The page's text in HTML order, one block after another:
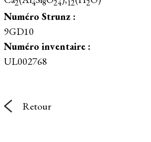
2 4 8 24 12 2
Numéro Strunz :
9GD10
Numéro inventaire :
UL002768
Retour